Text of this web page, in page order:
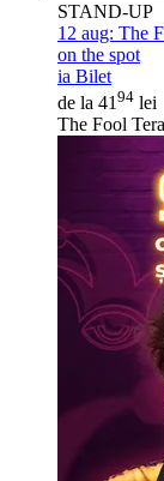
STAND-UP
12 aug: The
on the spot
ia Bilet
de la 41 94 lei
The Fool